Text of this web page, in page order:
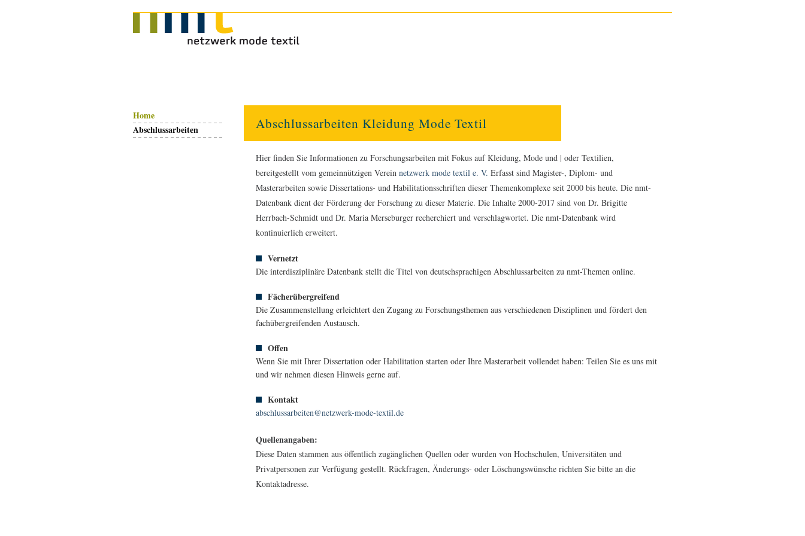
Abschlussarbeiten Kleidung Mode Textil
Hier finden Sie Informationen zu Forschungsarbeiten mit Fokus auf Kleidung, Mode und | oder Textilien,
bereitgestellt vom gemeinnützigen Verein netzwerk mode textil e. V. Erfasst sind Magister-, Diplom- und
Masterarbeiten sowie Dissertations- und Habilitationsschriften dieser Themenkomplexe seit 2000 bis heute. Die nmt-
Datenbank dient der Förderung der Forschung zu dieser Materie. Die Inhalte 2000-2017 sind von Dr. Brigitte
Herrbach-Schmidt und Dr. Maria Merseburger recherchiert und verschlagwortet. Die nmt-Datenbank wird
kontinuierlich erweitert.
Vernetzt
Die interdisziplinäre Datenbank stellt die Titel von deutschsprachigen Abschlussarbeiten zu nmt-Themen online.
Fächerübergreifend
Die Zusammenstellung erleichtert den Zugang zu Forschungsthemen aus verschiedenen Disziplinen und fördert den
fachübergreifenden Austausch.
Offen
Wenn Sie mit Ihrer Dissertation oder Habilitation starten oder Ihre Masterarbeit vollendet haben: Teilen Sie es uns mit
und wir nehmen diesen Hinweis gerne auf.
Kontakt
abschlussarbeiten@netzwerk-mode-textil.de
Quellenangaben:
Diese Daten stammen aus öffentlich zugänglichen Quellen oder wurden von Hochschulen, Universitäten und
Privatpersonen zur Verfügung gestellt. Rückfragen, Änderungs- oder Löschungswünsche richten Sie bitte an die
Kontaktadresse.
Home
Abschlussarbeiten